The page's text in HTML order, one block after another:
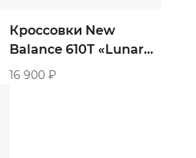
Кроссовки New
Balance 610T «Lunar
New Year»
16 900 ₽